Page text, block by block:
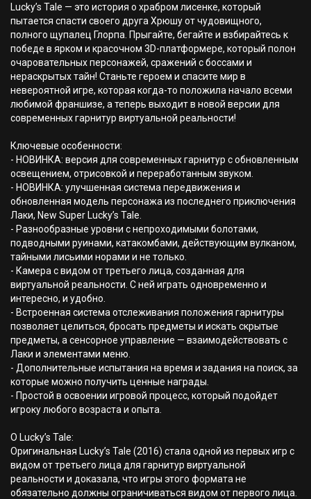
Lucky’s Tale — это история о храбром лисенке, который
пытается спасти своего друга Хрюшу от чудовищного,
полного щупалец Глорпа. Прыгайте, бегайте и взбирайтесь к
победе в ярком и красочном 3D-платформере, который полон
очаровательных персонажей, сражений с боссами и
нераскрытых тайн! Станьте героем и спасите мир в
невероятной игре, которая когда-то положила начало всеми
любимой франшизе, а теперь выходит в новой версии для
современных гарнитур виртуальной реальности!
Ключевые особенности:
- НОВИНКА: версия для современных гарнитур с обновленным
освещением, отрисовкой и переработанным звуком.
- НОВИНКА: улучшенная система передвижения и
обновленная модель персонажа из последнего приключения
Лаки, New Super Lucky’s Tale.
- Разнообразные уровни с непроходимыми болотами,
подводными руинами, катакомбами, действующим вулканом,
тайными лисьими норами и не только.
- Камера с видом от третьего лица, созданная для
виртуальной реальности. С ней играть одновременно и
интересно, и удобно.
- Встроенная система отслеживания положения гарнитуры
позволяет целиться, бросать предметы и искать скрытые
предметы, а сенсорное управление — взаимодействовать с
Лаки и элементами меню.
- Дополнительные испытания на время и задания на поиск, за
которые можно получить ценные награды.
- Простой в освоении игровой процесс, который подойдет
игроку любого возраста и опыта.
О Lucky’s Tale:
Оригинальная Lucky’s Tale (2016) стала одной из первых игр с
видом от третьего лица для гарнитур виртуальной
реальности и доказала, что игры этого формата не
обязательно должны ограничиваться видом от первого лица.